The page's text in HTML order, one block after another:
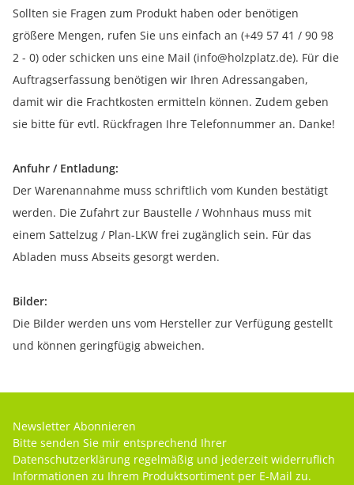
Sollten sie Fragen zum Produkt haben oder benötigen
größere Mengen, rufen Sie uns einfach an (+49 57 41 / 90 98
2 - 0) oder schicken uns eine Mail (info@holzplatz.de). Für die
Auftragserfassung benötigen wir Ihren Adressangaben,
damit wir die Frachtkosten ermitteln können. Zudem geben
sie bitte für evtl. Rückfragen Ihre Telefonnummer an. Danke!
Anfuhr / Entladung:
Der Warenannahme muss schriftlich vom Kunden bestätigt
werden. Die Zufahrt zur Baustelle / Wohnhaus muss mit
einem Sattelzug / Plan-LKW frei zugänglich sein. Für das
Abladen muss Abseits gesorgt werden.
Bilder:
Die Bilder werden uns vom Hersteller zur Verfügung gestellt
und können geringfügig abweichen.
Newsletter Abonnieren
Bitte senden Sie mir entsprechend Ihrer
Datenschutzerklärung regelmäßig und jederzeit widerruflich
Informationen zu Ihrem Produktsortiment per E-Mail zu.